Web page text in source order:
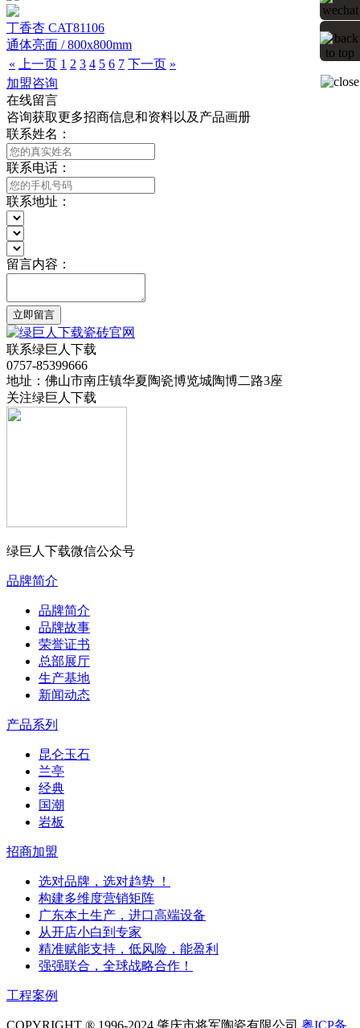
丁香杏 CAT81106
通体亮面 / 800x800mm
«
上一页 1 2 3 4 5 6 7 下一页 »
加盟咨询
在线留言
咨询获取更多招商信息和资料以及产品画册
联系姓名：
联系电话：
联系地址：
留言内容：
立即留言
联系绿巨人下载
0757-85399666
地址：佛山市南庄镇华夏陶瓷博览城陶博二路3座
关注绿巨人下载
绿巨人下载微信公众号
品牌简介
品牌简介
品牌故事
荣誉证书
总部展厅
生产基地
新闻动态
产品系列
昆仑玉石
兰亭
经典
国潮
岩板
招商加盟
选对品牌，选对趋势 ！
构建多维度营销矩阵
广东本土生产，进口高端设备
从开店小白到专家
精准赋能支持，低风险，能盈利
强强联合，全球战略合作！
工程案例
COPYRIGHT ® 1996-2024 肇庆市将军陶瓷有限公司 粤ICP备